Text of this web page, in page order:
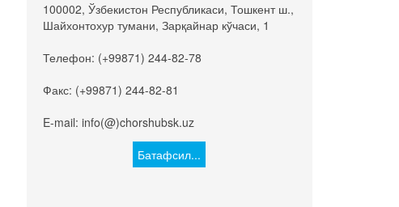
100002, Ўзбекистон Республикаси, Тошкент ш.,
Шайхонтохур тумани, Зарқайнар кўчаси, 1
Телефон: (+99871) 244-82-78
Факс: (+99871) 244-82-81
E-mail: info(@)chorshubsk.uz
Батафсил...